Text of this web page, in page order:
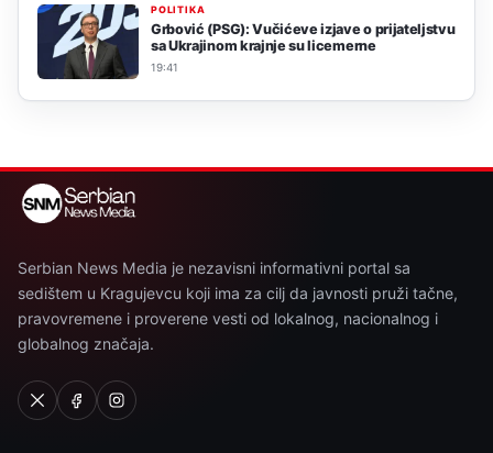
POLITIKA
Grbović (PSG): Vučićeve izjave o prijateljstvu
sa Ukrajinom krajnje su licemerne
19:41
Serbian News Media je nezavisni informativni portal sa
sedištem u Kragujevcu koji ima za cilj da javnosti pruži tačne,
pravovremene i proverene vesti od lokalnog, nacionalnog i
globalnog značaja.